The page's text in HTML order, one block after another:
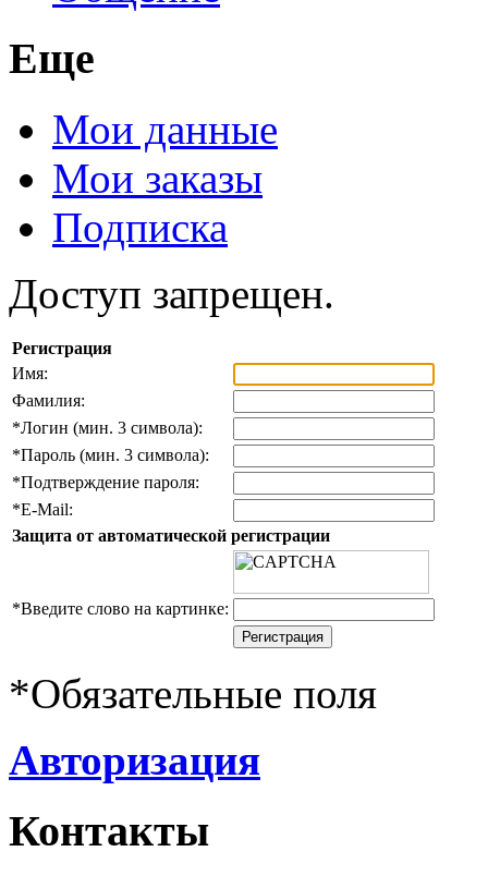
Еще
Мои данные
Мои заказы
Подписка
Доступ запрещен.
Регистрация
Имя:
Фамилия:
*Логин (мин. 3 символа):
*Пароль (мин. 3 символа):
*Подтверждение пароля:
*E-Mail:
Защита от автоматической регистрации
*Введите слово на картинке:
*Обязательные поля
Авторизация
Контакты